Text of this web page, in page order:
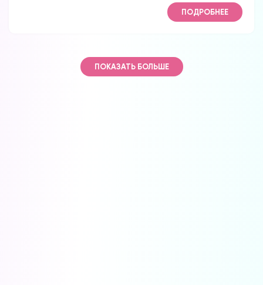
ПОДРОБНЕЕ
ПОКАЗАТЬ БОЛЬШЕ